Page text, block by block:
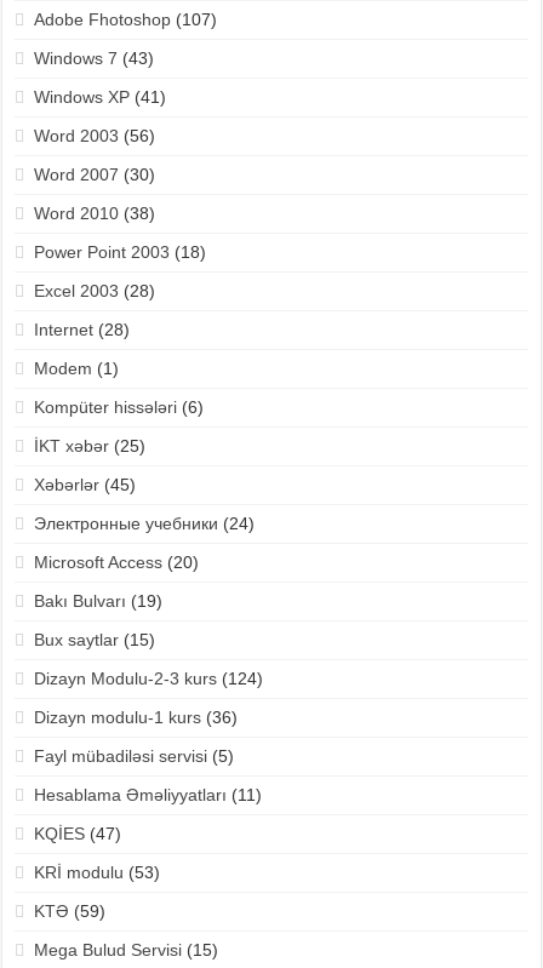
Adobe Fhotoshop(107)
Windows 7 (43)
Windows XP(41)
Word 2003 (56)
Word 2007 (30)
Word 2010(38)
Power Point 2003 (18)
Excel 2003 (28)
Internet(28)
Modem (1)
Kompüter hissələri(6)
İKT xəbər(25)
Xəbərlər(45)
Электронные учебники (24)
Microsoft Access(20)
Bakı Bulvarı (19)
Bux saytlar(15)
Dizayn Modulu-2-3 kurs(124)
Dizayn modulu-1 kurs(36)
Fayl mübadiləsi servisi(5)
Hesablama Əməliyyatları (11)
KQİES(47)
KRİ modulu (53)
KTƏ (59)
Mega Bulud Servisi(15)